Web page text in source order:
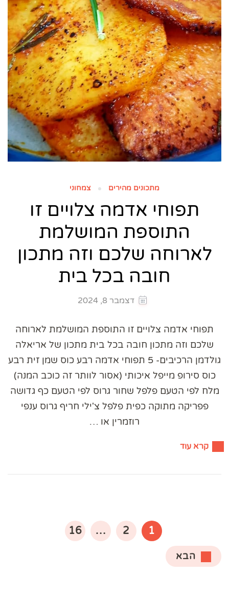
מתכונים מהירים צמחוני
תפוחי אדמה צלויים זו
התוספת המושלמת
לארוחה שלכם וזה מתכון
חובה בכל בית
דצמבר 8, 2024
תפוחי אדמה צלויים זו התוספת המושלמת לארוחה
שלכם וזה מתכון חובה בכל בית מתכון של אריאלה
גולדמן הרכיבים- 5 תפוחי אדמה רבע כוס שמן זית רבע
כוס סירופ מייפל איכותי (אסור לוותר זה כוכב המנה)
מלח לפי הטעם פלפל שחור גרוס לפי הטעם כף גדושה
פפריקה מתוקה כפית פלפל צ'ילי חריף גרוס ענפי
רוזמרין או …
קרא עוד
pagination
עמוד
1 עמוד
2
… עמוד
16
הבא